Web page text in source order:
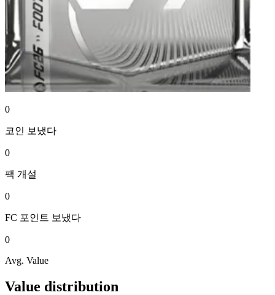
0
코인 보냈다
0
팩 개설
0
FC 포인트 보냈다
0
Avg. Value
Value distribution